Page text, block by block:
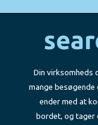
Din virksomheds
mange besøgende
ender med at
bordet, og tager